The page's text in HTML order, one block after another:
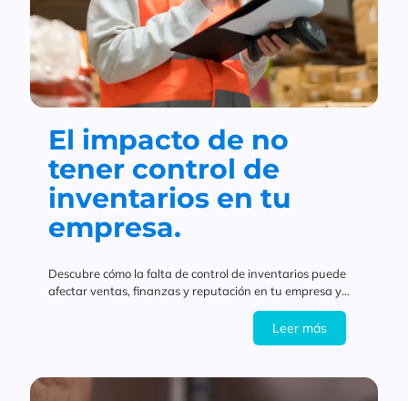
El impacto de no
tener control de
inventarios en tu
empresa.
Descubre cómo la falta de control de inventarios puede
afectar ventas, finanzas y reputación en tu empresa y
cómo AGIL te ayuda a crecer con eficiencia.
Leer más